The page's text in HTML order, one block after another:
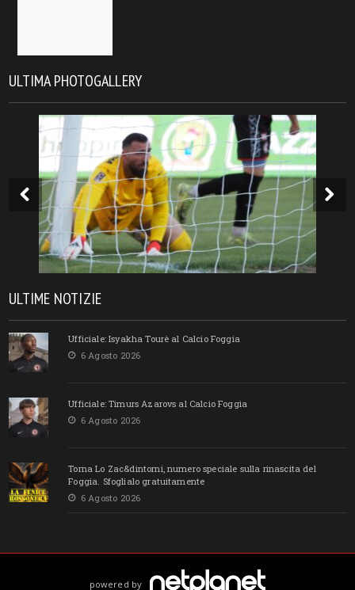
ULTIMA PHOTOGALLERY
ULTIME NOTIZIE
Ufficiale: Isyakha Tourè al Calcio Foggia
6 Agosto 2026
Ufficiale: Timurs Azarovs al Calcio Foggia
6 Agosto 2026
Torna Lo Zac&dintorni, numero speciale sulla rinascita del
Foggia. Sfoglialo gratuitamente
6 Agosto 2026
powered by